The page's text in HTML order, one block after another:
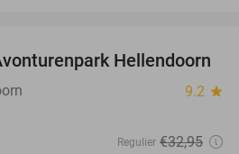
41%
Hellendoorn
9.2 star
Regulier €32,95